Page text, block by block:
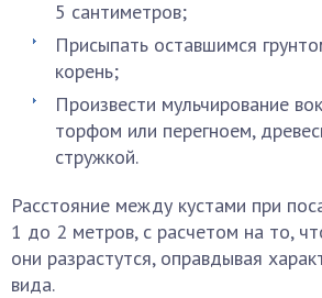
5 сантиметров;
Присыпать оставшимся
корень;
Произвести мульчирование
торфом или перегноем,
стружкой.
Расстояние между кустами при
1 до 2 метров, с расчетом на то,
они разрастутся, оправдывая
вида.